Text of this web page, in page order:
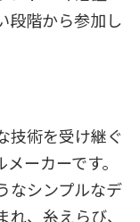
段階から参加し
技術を受け継ぐ
ーカーです。
なシンプルなデ
、糸えらび、